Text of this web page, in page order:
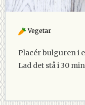
Vegetar
Placér bulguren i
Lad det stå i 30